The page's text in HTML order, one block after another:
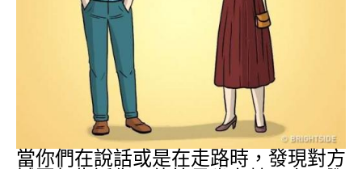
當你們在說話或是在走路時，發現對方